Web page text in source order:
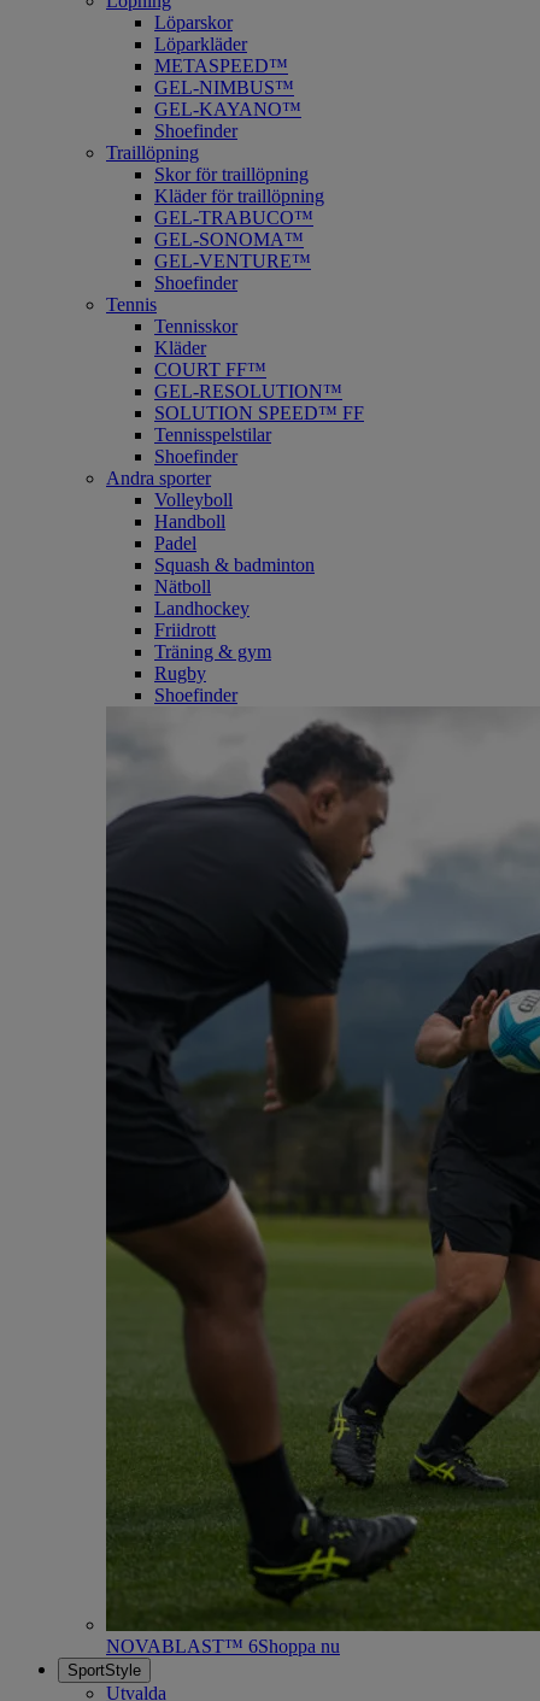
Löparskor
Löparkläder
METASPEED™
​GEL-NIMBUS™
GEL-KAYANO™
Shoefinder
Traillöpning
Skor för traillöpning
Kläder för traillöpning
GEL-TRABUCO™
GEL-SONOMA™
GEL-VENTURE™
Shoefinder
Tennis
Tennisskor
Kläder
COURT FF™
GEL-RESOLUTION™
SOLUTION SPEED™ FF
Tennisspelstilar
Shoefinder
Andra sporter
Volleyboll
Handboll
Padel
Squash & badminton
Nätboll
Landhockey
Friidrott
Träning & gym
Rugby
Shoefinder
NOVABLAST™ 6Shoppa nu
SportStyle
Utvalda